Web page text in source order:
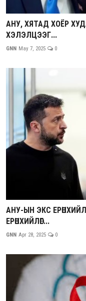
АНУ, ХЯТАД ХОЁР
ХЭЛЭЛЦЭЭГ...
GNN May 7, 2025 0
АНУ-ЫН ЭКС
ЕРӨНХИЙЛӨГ...
GNN Apr 28, 2025 0